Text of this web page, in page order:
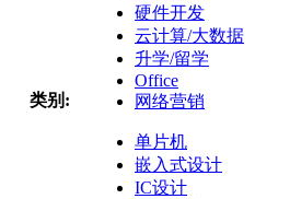
类别:
硬件开发
云计算/大数据
升学/留学
Office
网络营销
单片机
嵌入式设计
IC设计